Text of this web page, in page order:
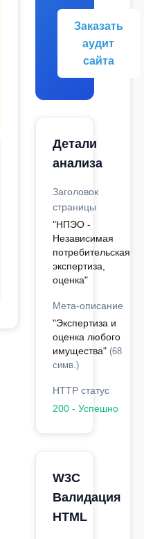
Заказать
аудит
сайта
Детали
анализа
Заголовок
страницы
"НПЭО -
Независимая
потребительская
экспертиза,
оценка"
Мета-описание
"Экспертиза и
оценка любого
имущества" (68
симв.)
HTTP статус
200 - Успешно
W3C
Валидация
HTML